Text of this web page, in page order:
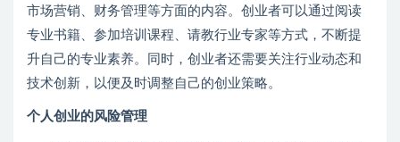
市场营销、财务管理等方面的内容。创业者可以通过阅读
专业书籍、参加培训课程、请教行业专家等方式，不断提
升自己的专业素养。同时，创业者还需要关注行业动态和
技术创新，以便及时调整自己的创业策略。
个人创业的风险管理